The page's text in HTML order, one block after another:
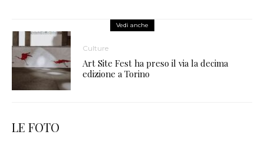
Vedi anche
Culture
Art Site Fest ha preso il via la decima
edizione a Torino
LE FOTO